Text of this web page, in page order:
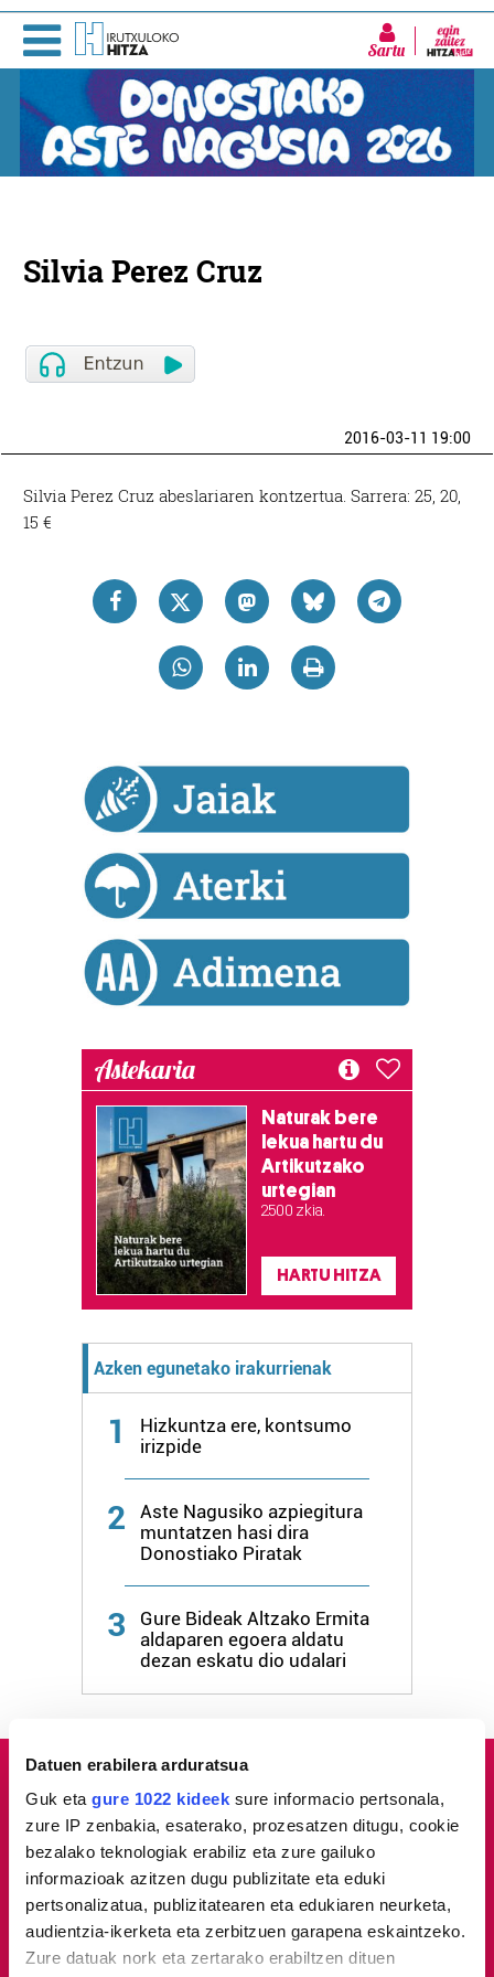
Datuen erabilera arduratsua
Guk eta gure 1022 kideek sure informacio pertsonala,
zure IP zenbakia, esaterako, prozesatzen ditugu, cookie
bezalako teknologiak erabiliz eta zure gailuko
informazioak azitzen dugu publizitate eta eduki
pertsonalizatua, publizitatearen eta edukiaren neurketa,
audientzia-ikerketa eta zerbitzuen garapena eskaintzeko.
Zure datuak nork eta zertarako erabiltzen dituen
Sartu
Silvia Perez Cruz
2016-03-11 19:00
Silvia Perez Cruz abeslariaren kontzertua. Sarrera: 25, 20,
15 €
Astekaria
Naturak bere
lekua hartu du
Artikutzako
urtegian
2.500 zkia.
HARTU HITZA
Azken egunetako irakurrienak
1
Hizkuntza ere, kontsumo
irizpide
2
Aste Nagusiko azpiegitura
muntatzen hasi dira
Donostiako Piratak
3
Gure Bideak Altzako Ermita
aldaparen egoera aldatu
dezan eskatu dio udalari